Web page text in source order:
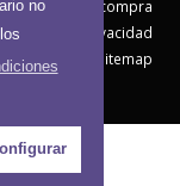
no
de compra
Política de Privacidad
Cookies
Sitemap